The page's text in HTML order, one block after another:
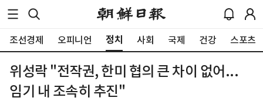
조선경제 오피니언 정치 사회 국제 건강 스포츠
위성락 "전작권, 한미 협의 큰 차이 없어...
임기 내 조속히 추진"